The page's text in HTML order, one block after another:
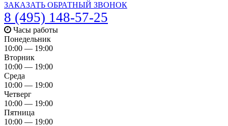
ЗАКАЗАТЬ ОБРАТНЫЙ ЗВОНОК
8 (495) 148-57-25
Часы работы
Понедельник
10:00 — 19:00
Вторник
10:00 — 19:00
Среда
10:00 — 19:00
Четверг
10:00 — 19:00
Пятница
10:00 — 19:00